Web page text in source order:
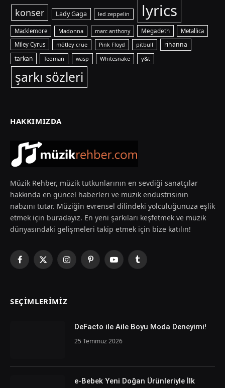
konser Lady Gaga led zeppelin lyrics
Macklemore Madonna marc anthony Megadeth
Metallica
Miley Cyrus
mötley crüe Pink Floyd pitbull rihanna
tarkan Teoman wasp Whitesnake y&t
şarkı sözleri
HAKKIMIZDA
Müzik Rehber, müzik tutkunlarının en sevdiği sanatçılar
hakkında en güncel haberleri ve müzik endüstrisinin
nabzını tutar. Müziğin evrensel dilindeki yolculuğunuza eşlik
etmek için buradayız. En yeni şarkıları keşfetmek ve müzik
dünyasındaki gelişmeleri takip etmek için bize katılın!
Facebook
X
InstagramPinterestYouTubeTumblr
SEÇIMLERIMIZ
DeFacto ile Aile Boyu Moda Deneyimi!
25 Temmuz 2026
e-Bebek Yeni Doğan Ürünleriyle İlk